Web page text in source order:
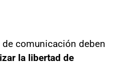
comunicación deben
la libertad de